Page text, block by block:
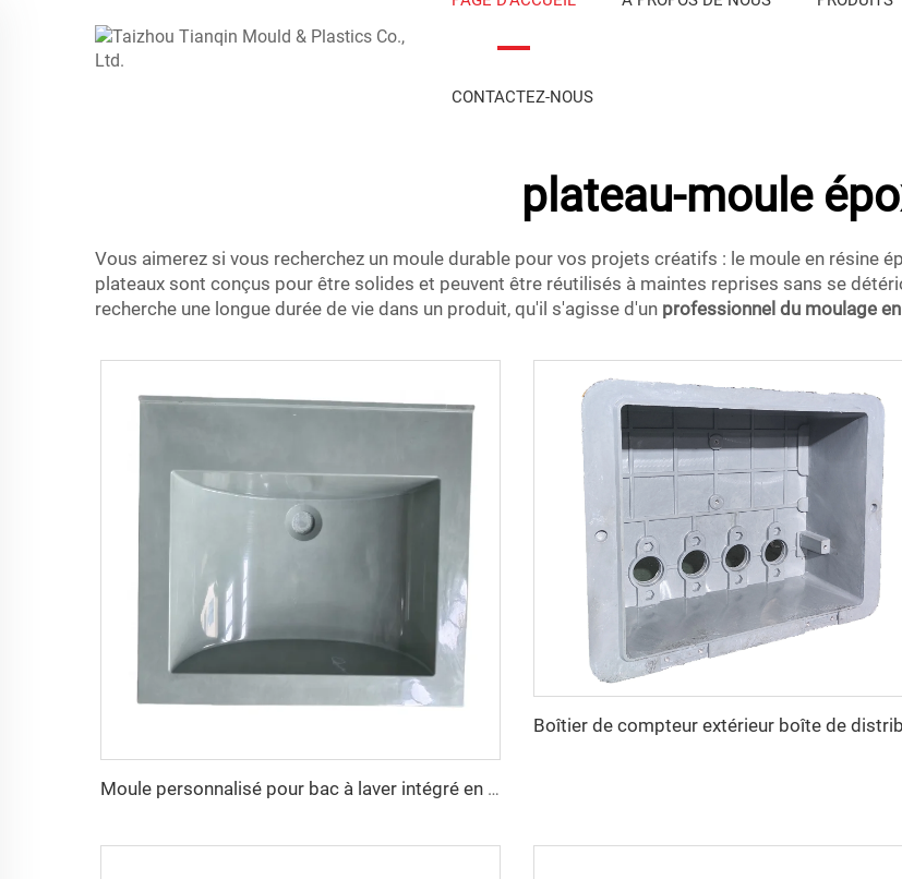
CONTACTEZ-NOUS
plateau-moule
Vous aimerez si vous recherchez un moule durable pour vos projets créatifs : le moule en résine
plateaux sont conçus pour être solides et peuvent être réutilisés à maintes reprises sans se
recherche une longue durée de vie dans un produit, qu'il s'agisse d'un professionnel du moulage
Moule personnalisé pour bac à laver intégré en SMC avec plateau à laver